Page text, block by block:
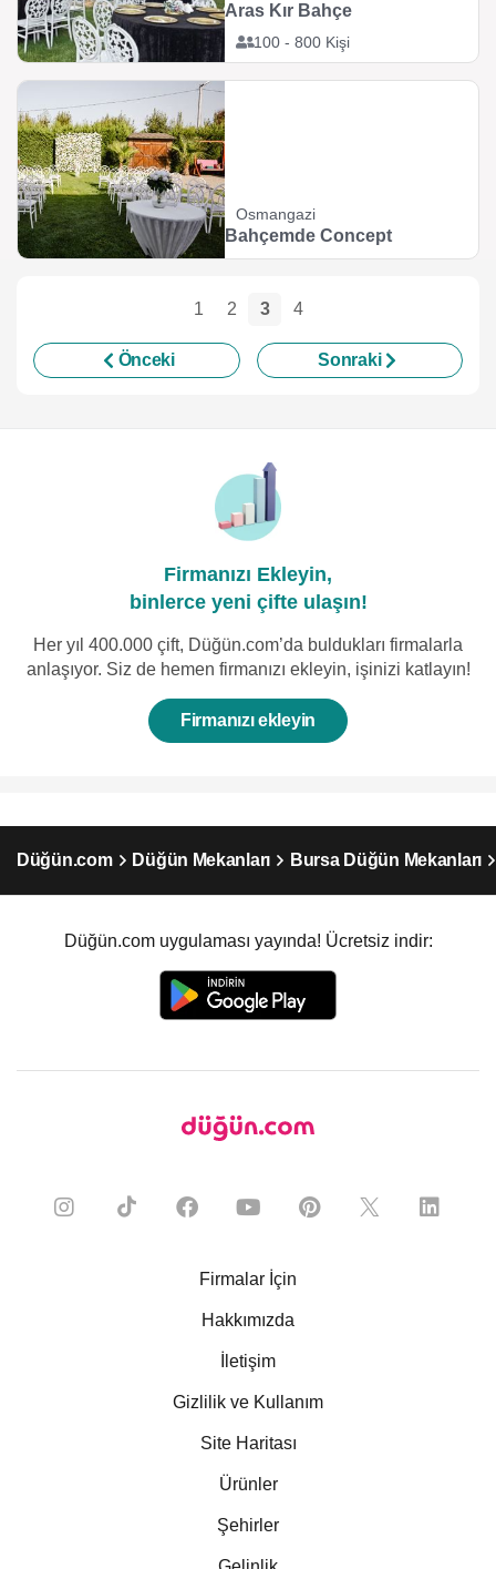
100 - 800 Kişi
Aras Kır Bahçe
Osmangazi
Bahçemde Concept
1 2 3 4
Önceki Sonraki
Firmanızı Ekleyin,
binlerce yeni çifte ulaşın!
Her yıl 400.000 çift, Düğün.com’da buldukları firmalarla
anlaşıyor. Siz de hemen firmanızı ekleyin, işinizi katlayın!
Firmanızı ekleyin
Düğün.com Düğün Mekanları Bursa Düğün Mekanları
Düğün.com uygulaması yayında! Ücretsiz indir:
Firmalar İçin
Hakkımızda
İletişim
Gizlilik ve Kullanım
Site Haritası
Ürünler
Şehirler